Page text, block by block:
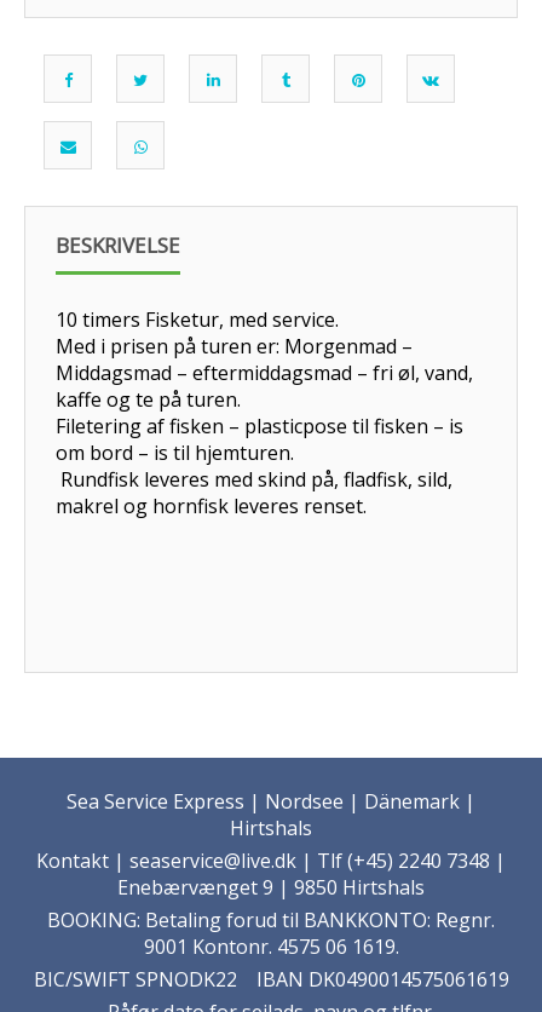
BESKRIVELSE
10 timers Fisketur, med service.
Med i prisen på turen er: Morgenmad –
Middagsmad – eftermiddagsmad – fri øl, vand,
kaffe og te på turen.
Filetering af fisken – plasticpose til fisken – is
om bord – is til hjemturen.
Rundfisk leveres med skind på, fladfisk, sild,
makrel og hornfisk leveres renset.
Sea Service Express | Nordsee | Dänemark |
Hirtshals
Kontakt | seaservice@live.dk | Tlf (+45) 2240 7348 |
Enebærvænget 9 | 9850 Hirtshals
BOOKING: Betaling forud til BANKKONTO: Regnr.
9001 Kontonr. 4575 06 1619.
BIC/SWIFT SPNODK22 IBAN DK0490014575061619